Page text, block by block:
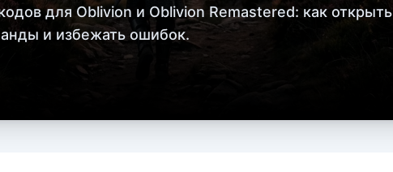
для Oblivion и Oblivion Remastered: как открыть
и избежать ошибок.